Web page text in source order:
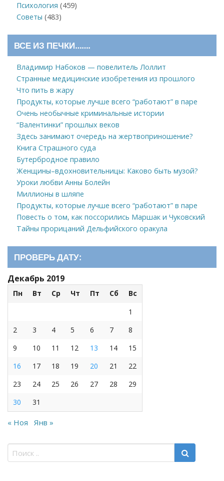
Психология (459)
Советы (483)
ВСЕ ИЗ ПЕЧКИ…….
Владимир Набоков — повелитель Лоллит
Странные медицинские изобретения из прошлого
Что пить в жару
Продукты, которые лучше всего “работают” в паре
Очень необычные криминальные истории
“Валентинки” прошлых веков
Здесь занимают очередь на жертвоприношение?
Книга Страшного суда
Бутербродное правило
Женщины–вдохновительницы: Каково быть музой?
Уроки любви Анны Болейн
Миллионы в шляпе
Продукты, которые лучше всего “работают” в паре
Повесть о том, как поссорились Маршак и Чуковский
Тайны прорицаний Дельфийского оракула
ПРОВЕРЬ ДАТУ:
Декабрь 2019
Пн Вт Ср Чт Пт Сб
Вс
1
2
3 4 5 6 7
8
9
10 11 12 13 14
15
16
17 18 19 20 21
22
23
24 25 26 27 28
29
30
31
« Ноя Янв »